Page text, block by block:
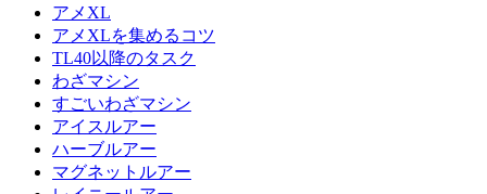
アメXL
アメXLを集めるコツ
TL40以降のタスク
わざマシン
すごいわざマシン
アイスルアー
ハーブルアー
マグネットルアー